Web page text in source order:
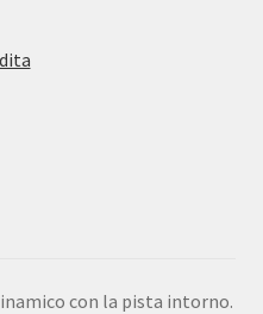
con la pista intorno.